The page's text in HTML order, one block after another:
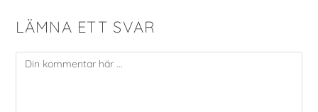
LÄMNA ETT SVAR